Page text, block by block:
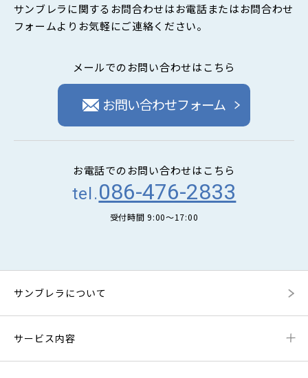
サンブレラに関するお問合わせはお電話またはお問合わせ
フォームよりお気軽にご連絡ください。
お電話でのお問い合わせはこちら
tel.086-476-2833
受付時間 9:00〜17:00
メールでのお問い合わせはこちら
お問い合わせフォーム
サンブレラについて
サービス内容